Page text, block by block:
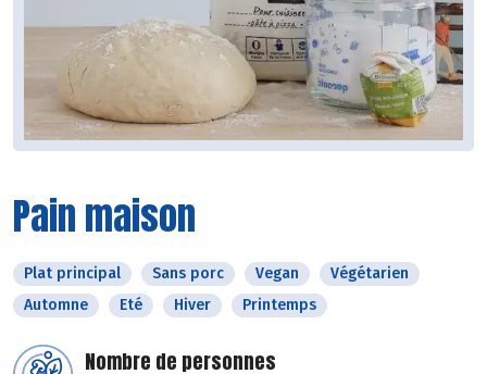
Pain maison
Plat principal Sans porc Vegan
Végétarien
Automne
Eté Hiver Printemps
Nombre de personnes